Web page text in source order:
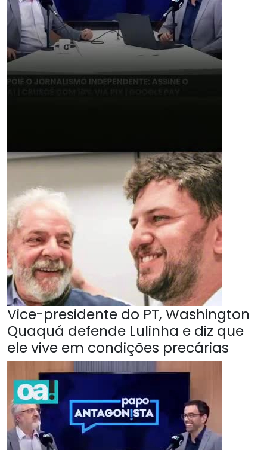
Vice-presidente do PT, Washington
Quaquá defende Lulinha e diz que
ele vive em condições precárias